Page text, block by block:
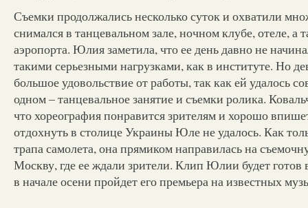
Съемки продолжались несколько суток и охватили
снимался в танцевальном зале, ночном клубе, отеле, а
аэропорта. Юлия заметила, что ее день давно не
такими серьезными нагрузками, как в институте. Но
большое удовольствие от работы, так как ей удалось
одном – танцевальное занятие и съемки ролика.
что хореография понравится зрителям и хорошо
отдохнуть в столице Украины Юле не удалось. Как
трапа самолета, она прямиком направилась на
Москву, где ее ждали зрители. Клип Юлии будет
в начале осени пройдет его премьера на известных